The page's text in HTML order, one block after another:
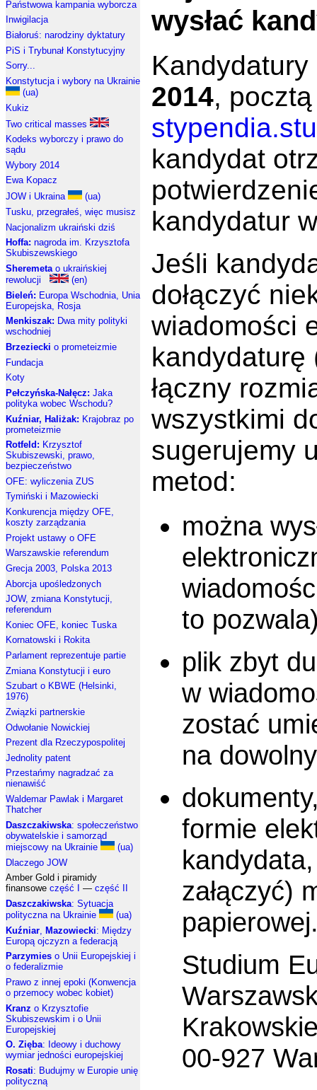
Państwowa kampania wyborcza
Inwigilacja
Białoruś: narodziny dyktatury
PiS i Trybunał Konstytucyjny
Sorry...
Konstytucja i wybory na Ukrainie
(ua)
Kukiz
Two critical masses
Kodeks wyborczy i prawo do
sądu
Wybory 2014
Ewa Kopacz
JOW i Ukraina
(ua)
Tusku, przegrałeś, więc musisz
Nacjonalizm ukraiński dziś
Hoffa: nagroda im. Krzysztofa
Skubiszewskiego
Sheremeta o ukraińskiej
rewolucji
(en)
Bieleń: Europa Wschodnia, Unia
Europejska, Rosja
Menkiszak: Dwa mity polityki
wschodniej
Brzeziecki o prometeizmie
Fundacja
Koty
Pełczyńska-Nałęcz: Jaka
polityka wobec Wschodu?
Kuźniar, Haliżak: Krajobraz po
prometeizmie
Rotfeld: Krzysztof
Skubiszewski, prawo,
bezpieczeństwo
OFE: wyliczenia ZUS
Tymiński i Mazowiecki
Konkurencja między OFE,
koszty zarządzania
Projekt ustawy o OFE
Warszawskie referendum
Grecja 2003, Polska 2013
Aborcja upośledzonych
JOW, zmiana Konstytucji,
referendum
Koniec OFE, koniec Tuska
Kornatowski i Rokita
Parlament reprezentuje partie
Zmiana Konstytucji i euro
Szubart o KBWE (Helsinki,
1976)
Związki partnerskie
Odwołanie Nowickiej
Prezent dla Rzeczypospolitej
Jednolity patent
Przestańmy nagradzać za
nienawiść
Waldemar Pawlak i Margaret
Thatcher
Daszczakiwska: społeczeństwo
obywatelskie i samorząd
miejscowy na Ukrainie
(ua)
Dlaczego JOW
Amber Gold i piramidy
finansowe część I — część II
Daszczakiwska: Sytuacja
polityczna na Ukrainie
(ua)
Kuźniar Mazowiecki: Między
Europą ojczyzn a federacją
Parzymies o Unii Europejskiej i
o federalizmie
Prawo z innej epoki (Konwencja
o przemocy wobec kobiet)
Kranz o Krzysztofie
Skubiszewskim i o Unii
Europejskiej
O. Zięba: Ideowy i duchowy
wymiar jedności europejskiej
Rosati: Budujmy w Europie unię
polityczną
wysłać
2014,
kandydat
kandydatur
Jeśli
dołączyć
wiadomości
kandydaturę
łączny
wszystkimi
sugerujemy
metod:
można
to
plik zbyt
w
zostać
na
formie
załączyć)
Studium
00-927